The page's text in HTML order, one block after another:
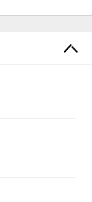
model: PK-60
głębokość:
puszka
do
wilgoć
brak